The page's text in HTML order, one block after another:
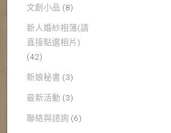
文創小品 (8)
新人婚紗相簿(請
直接點選相片)
(42)
新娘秘書 (3)
最新活動 (3)
聯絡與諮詢 (6)